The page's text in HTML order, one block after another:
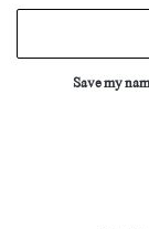
Save my